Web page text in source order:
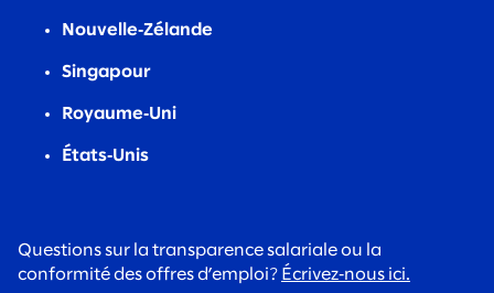
Nouvelle‑Zélande
Singapour
Royaume‑Uni
États‑Unis
Questions sur la transparence salariale ou la
conformité des offres d’emploi? Écrivez‑nous ici.